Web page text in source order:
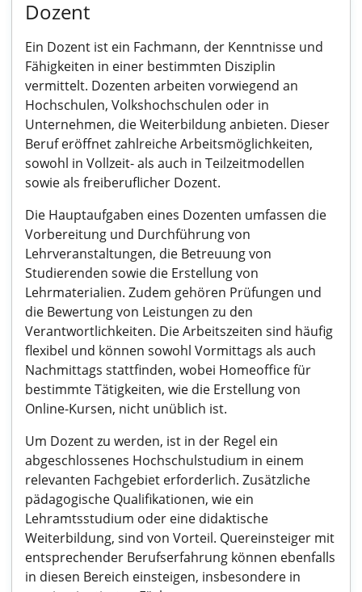
Dozent
Ein Dozent ist ein Fachmann, der Kenntnisse und
Fähigkeiten in einer bestimmten Disziplin
vermittelt. Dozenten arbeiten vorwiegend an
Hochschulen, Volkshochschulen oder in
Unternehmen, die Weiterbildung anbieten. Dieser
Beruf eröffnet zahlreiche Arbeitsmöglichkeiten,
sowohl in Vollzeit- als auch in Teilzeitmodellen
sowie als freiberuflicher Dozent.
Die Hauptaufgaben eines Dozenten umfassen die
Vorbereitung und Durchführung von
Lehrveranstaltungen, die Betreuung von
Studierenden sowie die Erstellung von
Lehrmaterialien. Zudem gehören Prüfungen und
die Bewertung von Leistungen zu den
Verantwortlichkeiten. Die Arbeitszeiten sind häufig
flexibel und können sowohl Vormittags als auch
Nachmittags stattfinden, wobei Homeoffice für
bestimmte Tätigkeiten, wie die Erstellung von
Online-Kursen, nicht unüblich ist.
Um Dozent zu werden, ist in der Regel ein
abgeschlossenes Hochschulstudium in einem
relevanten Fachgebiet erforderlich. Zusätzliche
pädagogische Qualifikationen, wie ein
Lehramtsstudium oder eine didaktische
Weiterbildung, sind von Vorteil. Quereinsteiger mit
entsprechender Berufserfahrung können ebenfalls
in diesen Bereich einsteigen, insbesondere in